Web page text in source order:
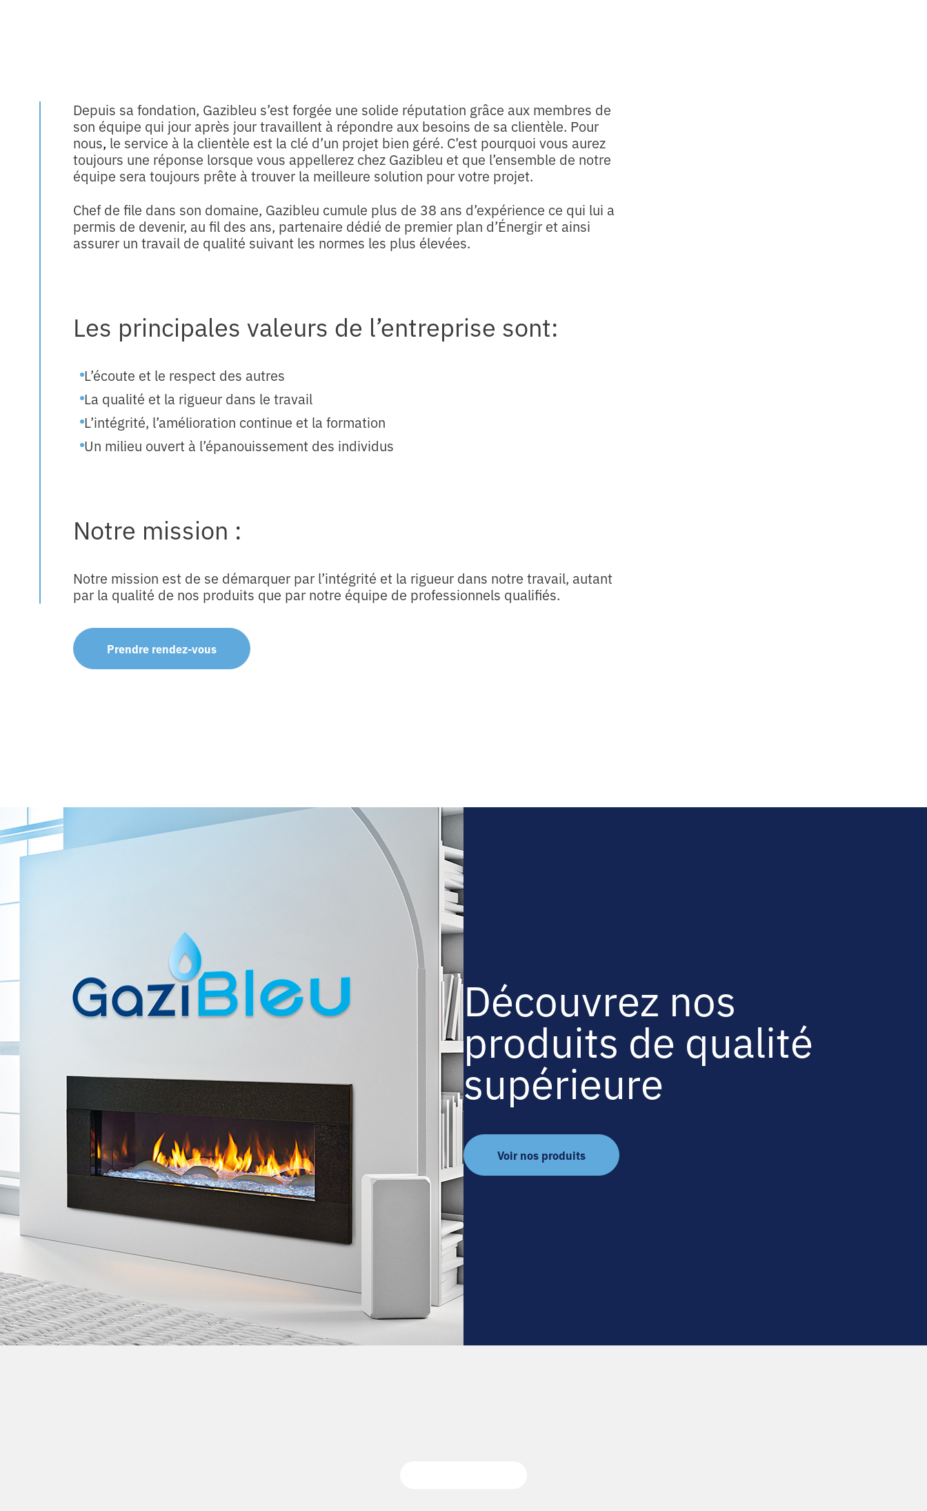
Depuis sa fondation, Gazibleu s’est forgée une solide réputation grâce aux membres de
son équipe qui jour après jour travaillent à répondre aux besoins de sa clientèle. Pour
nous, le service à la clientèle est la clé d’un projet bien géré. C’est pourquoi vous aurez
toujours une réponse lorsque vous appellerez chez Gazibleu et que l’ensemble de notre
équipe sera toujours prête à trouver la meilleure solution pour votre projet.
Chef de file dans son domaine, Gazibleu cumule plus de 38 ans d’expérience ce qui lui a
permis de devenir, au fil des ans, partenaire dédié de premier plan d’Énergir et ainsi
assurer un travail de qualité suivant les normes les plus élevées.
Les principales valeurs de l’entreprise sont:
L’écoute et le respect des autres
La qualité et la rigueur dans le travail
L’intégrité, l’amélioration continue et la formation
Un milieu ouvert à l’épanouissement des individus
Notre mission :
Notre mission est de se démarquer par l’intégrité et la rigueur dans notre travail, autant
par la qualité de nos produits que par notre équipe de professionnels qualifiés.
Prendre rendez-vous
Nos
produits
Découvrez nos
produits de qualité
supérieure
Voir nos produits